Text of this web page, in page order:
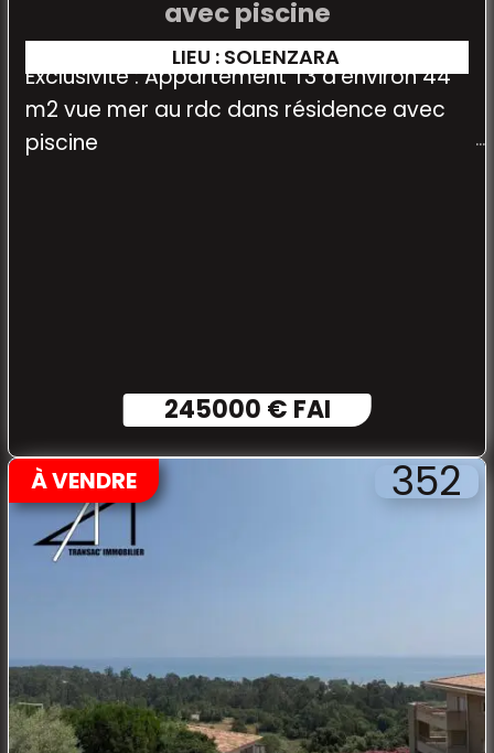
avec piscine
LIEU : SOLENZARA
Exclusivité : Appartement T3 d'environ 44
m2 vue mer au rdc dans résidence avec
piscine
245000 € FAI
À VENDRE 352